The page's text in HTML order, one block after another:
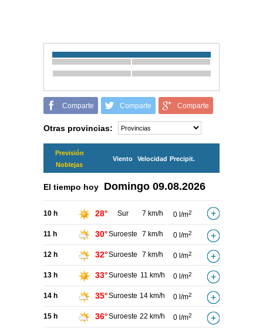
Comparte Comparte Comparte
Otras provincias:
Previsión
Noblejas
Viento Velocidad Precipit.
El tiempo hoy Domingo 09.08.2026
10 h 28° Sur 7 km/h 0 l/m2
11 h 30°Suroeste 7 km/h 0 l/m2
12 h 32°Suroeste 7 km/h 0 l/m2
13 h 33°Suroeste 11 km/h 0 l/m2
14 h 35°Suroeste 14 km/h 0 l/m2
15 h 36°Suroeste 22 km/h 0 l/m2